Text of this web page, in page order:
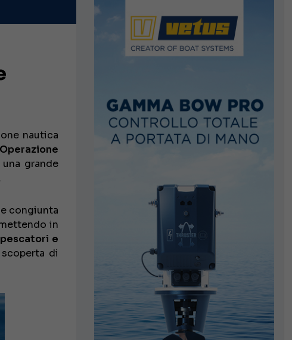
nautica
Operazione
grande
congiunta
in
e
di